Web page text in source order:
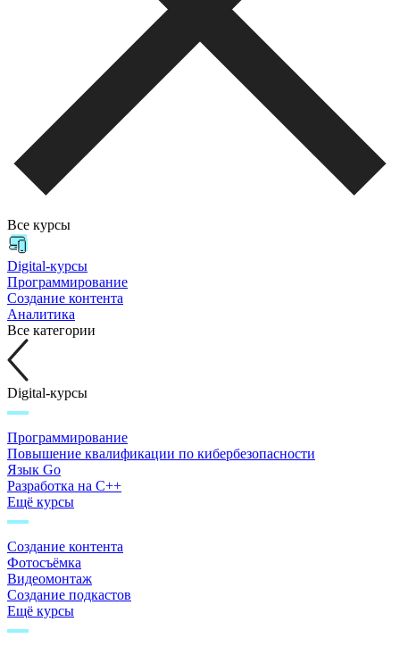
Все курсы
Digital-курсы
Программирование
Создание контента
Аналитика
Все категории
Digital-курсы
Программирование
Повышение квалификации по кибербезопасности
Язык Go
Разработка на C++
Ещё курсы
Создание контента
Фотосъёмка
Видеомонтаж
Создание подкастов
Ещё курсы